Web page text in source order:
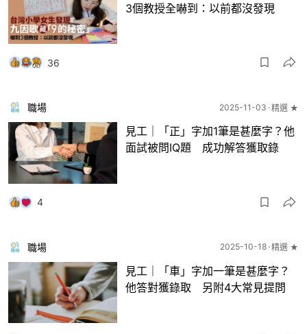
3個教授全嚇到：以前都沒發現
36
職場 2025-11-03 精選 ★
見工｜「正」字加1筆是甚麼字？他
面試被問IQ題 成功解答獲取錄
4
職場 2025-10-18 精選 ★
見工｜「車」字加一筆是甚麼字？
他答對獲錄取 另附4大常見提問